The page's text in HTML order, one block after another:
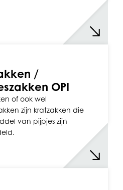
/
OPI
of ook wel
zijn kratzakken die
van pijpjes zijn